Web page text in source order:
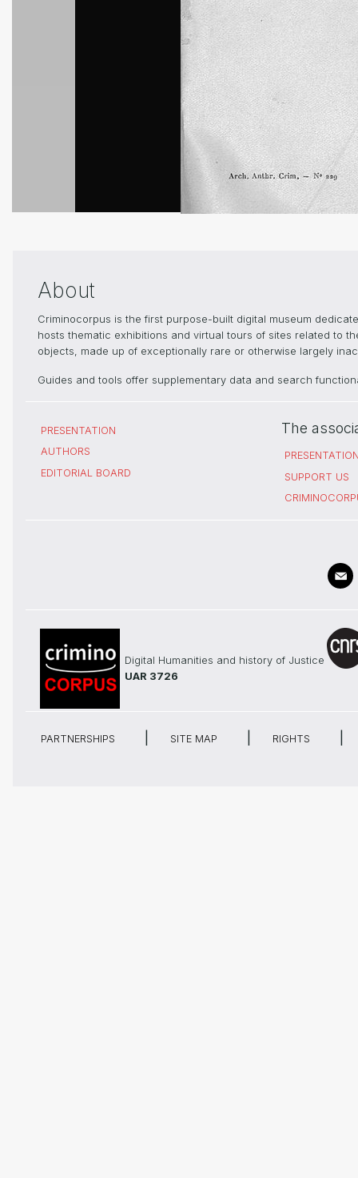
About
Criminocorpus is the first purpose-built digital museum
hosts thematic exhibitions and virtual tours of sites related to
objects, made up of exceptionally rare or otherwise largely
Guides and tools offer supplementary data and search
PRESENTATION
AUTHORS
EDITORIAL BOARD
The
SUPPORT US
Digital Humanities and history of Justice
UAR 3726
PARTNERSHIPS SITE MAP RIGHTS